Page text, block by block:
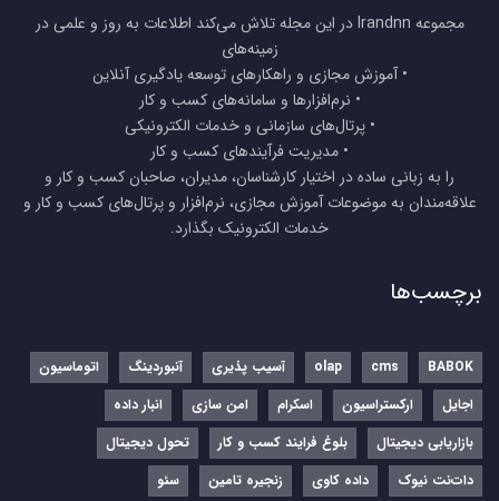
مجموعه Irandnn در این مجله تلاش می‌کند اطلاعات به روز و علمی در
زمینه‌های
• آموزش مجازی و راهکارهای توسعه یادگیری آنلاین
• نرم‌افزارها و سامانه‌های کسب و کار
• پرتال‌های سازمانی و خدمات الکترونیکی
• مدیریت فرآیندهای کسب و کار
را به زبانی ساده در اختیار کارشناسان، مدیران، صاحبان کسب و کار و
علاقه‌مندان به موضوعات آموزش مجازی، نرم‌افزار و پرتال‌های کسب و کار و
خدمات الکترونیک بگذارد.
برچسب‌ها
BABOK
cms
olap آسیب پذیری آنبوردینگ
اتوماسیون
اجایل
ارکستراسیون اسکرام امن سازی
انبار داده
بازاریابی دیجیتال
بلوغ فرایند کسب و کار
تحول دیجیتال
دات‌نت نیوک
داده کاوی زنجیره تامین
سئو